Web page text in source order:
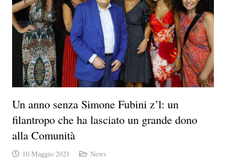
Un anno senza Simone Fubini z’l: un
filantropo che ha lasciato un grande dono
alla Comunità
10 Maggio 2021 News